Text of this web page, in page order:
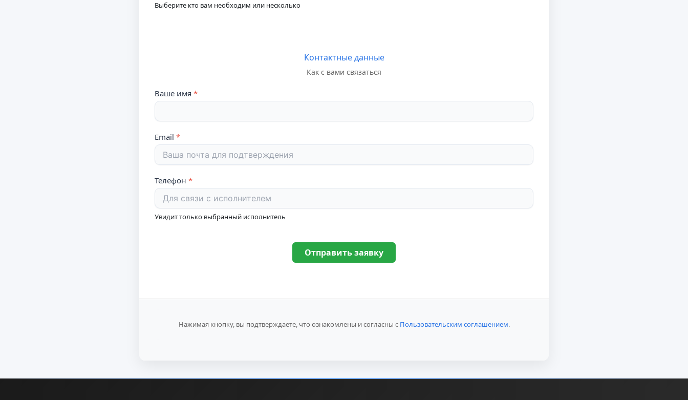
Выберите кто вам необходим или несколько
Контактные данные
Как с вами связаться
Ваше имя
Email
Телефон
Увидит только выбранный исполнитель
Отправить заявку
Нажимая кнопку, вы подтверждаете, что ознакомлены и согласны с Пользовательским соглашением.